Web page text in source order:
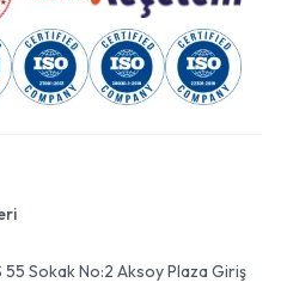
55 Sokak No:2 Aksoy Plaza Giriş